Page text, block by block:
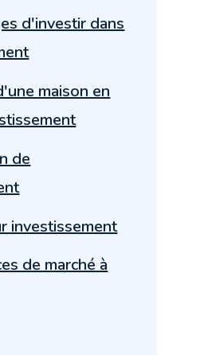
d'investir dans
maison en
de
investissement
de marché à